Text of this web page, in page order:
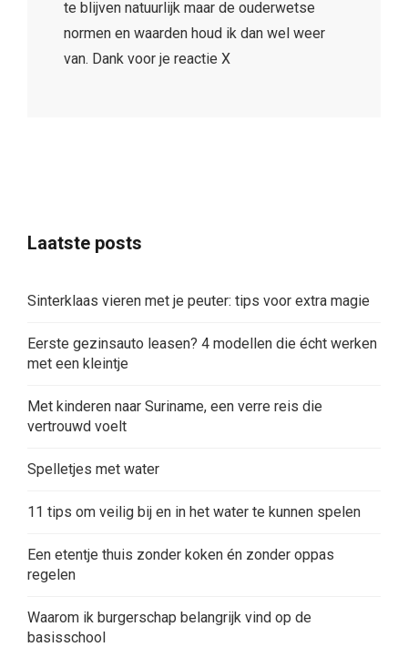
te blijven natuurlijk maar de ouderwetse
normen en waarden houd ik dan wel weer
van. Dank voor je reactie X
Laatste posts
Sinterklaas vieren met je peuter: tips voor extra magie
Eerste gezinsauto leasen? 4 modellen die écht werken
met een kleintje
Met kinderen naar Suriname, een verre reis die
vertrouwd voelt
Spelletjes met water
11 tips om veilig bij en in het water te kunnen spelen
Een etentje thuis zonder koken én zonder oppas
regelen
Waarom ik burgerschap belangrijk vind op de
basisschool